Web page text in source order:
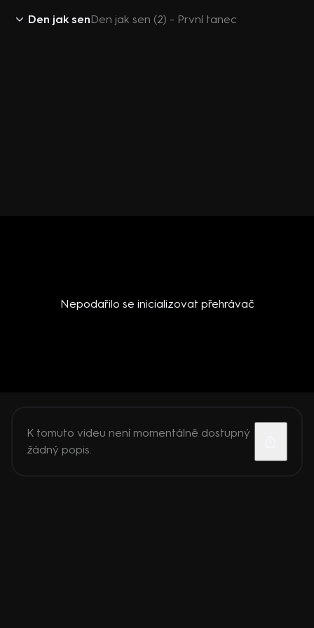
Den jak senDen jak sen (2) - První tanec
Nepodařilo se inicializovat přehrávač
K tomuto videu není momentálně dostupný
žádný popis.